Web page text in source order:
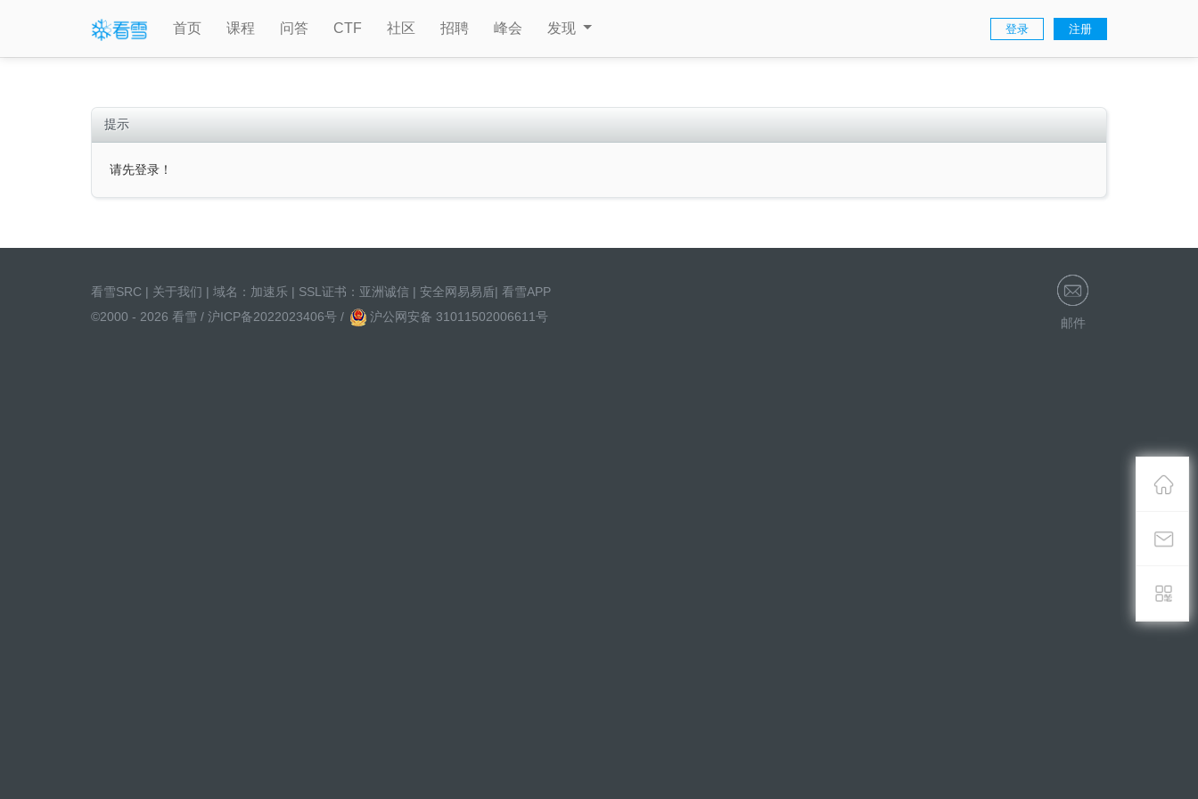
首页 课程 问答 CTF 社区 招聘 峰会 发现 登录 注册
提示
请先登录！
看雪SRC | 关于我们 | 域名： 加速乐 | SSL证书： 亚洲诚信 | 安全网易易盾| 看雪APP
©2000 - 2026 看雪 / 沪ICP备2022023406号 / 沪公网安备 31011502006611号 邮件